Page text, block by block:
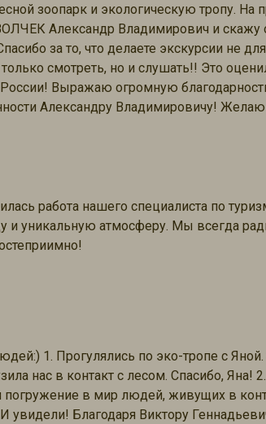
зоопарк и экологическую тропу. На
Александр Владимирович и скажу
за то, что делаете экскурсии не для
смотреть, но и слушать!! Это
Выражаю огромную
Александру Владимировичу!
работа нашего специалиста по
и уникальную атмосферу. Мы всегда
1. Прогулялись по эко-тропе с Яной.
нас в контакт с лесом. Спасибо, Яна!
в мир людей, живущих в
увидели! Благодаря Виктору